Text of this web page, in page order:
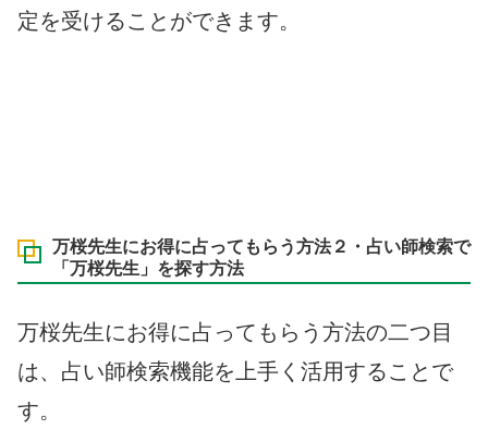
定を受けることができます。
万桜先生にお得に占ってもらう方法２・占い師検索で
「万桜先生」を探す方法
万桜先生にお得に占ってもらう方法の二つ目
は、占い師検索機能を上手く活用することで
す。